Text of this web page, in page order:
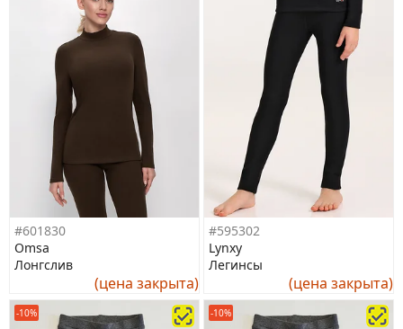
#601830
Omsa
Лонгслив
(цена закрыта)
#595302
Lynxy
Легинсы
(цена закрыта)
-10% -10%